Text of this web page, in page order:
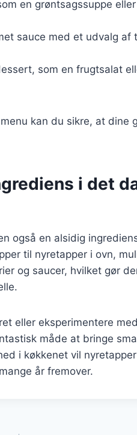
en grøntsagssuppe
sauce med et udvalg af
som en frugtsalat
kan du sikre, at dine
i det
også en alsidig
til nyretapper i ovn,
og saucer, hvilket gør
eller eksperimentere
måde at bringe
i køkkenet vil
år fremover.